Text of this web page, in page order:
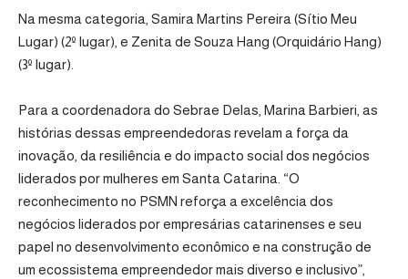
Na mesma categoria, Samira Martins Pereira (Sítio Meu
Lugar) (2º lugar), e Zenita de Souza Hang (Orquidário Hang)
(3º lugar).
Para a coordenadora do Sebrae Delas, Marina Barbieri, as
histórias dessas empreendedoras revelam a força da
inovação, da resiliência e do impacto social dos negócios
liderados por mulheres em Santa Catarina. “O
reconhecimento no PSMN reforça a excelência dos
negócios liderados por empresárias catarinenses e seu
papel no desenvolvimento econômico e na construção de
um ecossistema empreendedor mais diverso e inclusivo”,